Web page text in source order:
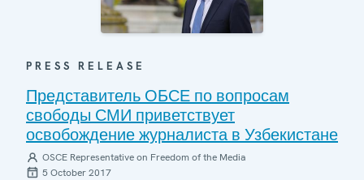
PRESS RELEASE
Представитель ОБСЕ по вопросам
свободы СМИ приветствует
освобождение журналиста в Узбекистане
OSCE Representative on Freedom of the Media
5 October 2017